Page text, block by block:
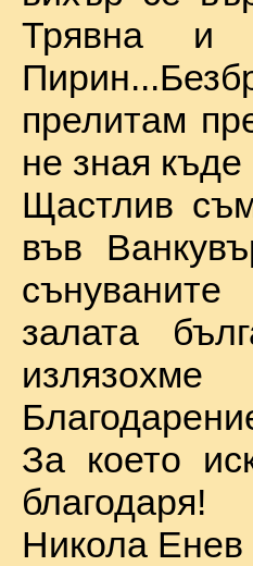
Трявна и
прелитам
не зная
Щастлив
във
залата
За което
благодаря!
Никола Енев